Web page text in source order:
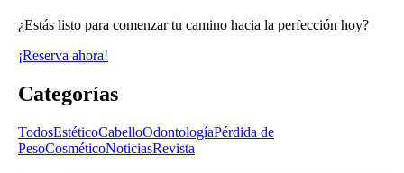
¿Estás listo para comenzar tu camino hacia la perfección hoy?
¡Reserva ahora!
Categorías
TodosEstéticoCabelloOdontologíaPérdida de
PesoCosméticoNoticiasRevista